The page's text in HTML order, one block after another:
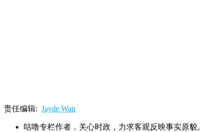
责任编辑: Jayde Wan
咕噜专栏作者，关心时政，力求客观反映事实原貌。